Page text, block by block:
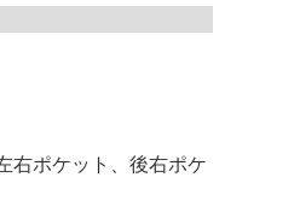
右ポケット、後右ポケ